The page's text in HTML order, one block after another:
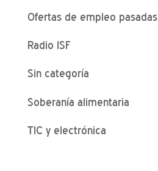
Ofertas de empleo pasadas
Radio ISF
Sin categoría
Soberanía alimentaria
TIC y electrónica